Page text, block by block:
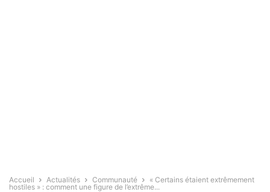
Accueil Actualités Communauté
« Certains étaient extrêmement
hostiles » : comment une figure de l’extrême...